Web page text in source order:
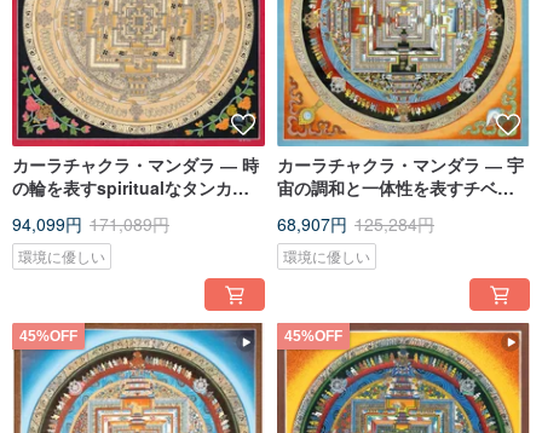
カーラチャクラ・マンダラ ― 時
の輪を表すspiritualなタンカ作
94,099円 171,089円
環境に優しい
カーラチャクラ・マンダラ ― 宇
宙の調和と一体性を表すチベッ
68,907円 125,284円
環境に優しい
45%OFF 45%OFF